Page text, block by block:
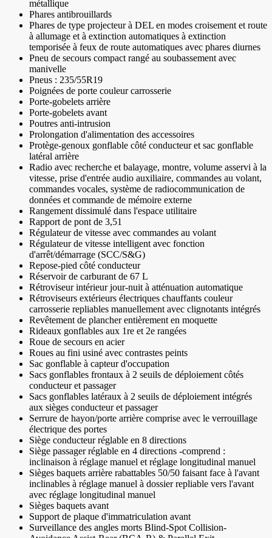
métallique
Phares antibrouillards
Phares de type projecteur à DEL en modes croisement et route
à allumage et à extinction automatiques à extinction
temporisée à feux de route automatiques avec phares diurnes
Pneu de secours compact rangé au soubassement avec
manivelle
Pneus : 235/55R19
Poignées de porte couleur carrosserie
Porte-gobelets arrière
Porte-gobelets avant
Poutres anti-intrusion
Prolongation d'alimentation des accessoires
Protège-genoux gonflable côté conducteur et sac gonflable
latéral arrière
Radio avec recherche et balayage, montre, volume asservi à la
vitesse, prise d'entrée audio auxiliaire, commandes au volant,
commandes vocales, système de radiocommunication de
données et commande de mémoire externe
Rangement dissimulé dans l'espace utilitaire
Rapport de pont de 3,51
Régulateur de vitesse avec commandes au volant
Régulateur de vitesse intelligent avec fonction
d'arrêt/démarrage (SCC/S&G)
Repose-pied côté conducteur
Réservoir de carburant de 67 L
Rétroviseur intérieur jour-nuit à atténuation automatique
Rétroviseurs extérieurs électriques chauffants couleur
carrosserie repliables manuellement avec clignotants intégrés
Revêtement de plancher entièrement en moquette
Rideaux gonflables aux 1re et 2e rangées
Roue de secours en acier
Roues au fini usiné avec contrastes peints
Sac gonflable à capteur d'occupation
Sacs gonflables frontaux à 2 seuils de déploiement côtés
conducteur et passager
Sacs gonflables latéraux à 2 seuils de déploiement intégrés
aux sièges conducteur et passager
Serrure de hayon/porte arrière comprise avec le verrouillage
électrique des portes
Siège conducteur réglable en 8 directions
Siège passager réglable en 4 directions -comprend :
inclinaison à réglage manuel et réglage longitudinal manuel
Sièges baquets arrière rabattables 50/50 faisant face à l'avant
inclinables à réglage manuel à dossier repliable vers l'avant
avec réglage longitudinal manuel
Sièges baquets avant
Support de plaque d'immatriculation avant
Surveillance des angles morts Blind-Spot Collision-